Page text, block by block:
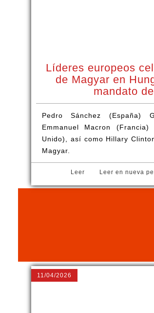
Líderes europeos
de Magyar en
mandato
Pedro Sánchez (España)
Emmanuel Macron
Unido), así como Hillary
Magyar.
Leer Leer en nueva
11/04/2026